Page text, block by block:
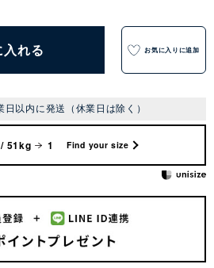
入れる お気に入りに追加
以内に発送（休業日は除く）
51kg 1 Find your size